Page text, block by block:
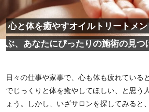
心と体を癒やすオイルトリートメ
ぶ、あなたにぴったりの施術の見つ
日々の仕事や家事で、心も体も疲れている
でじっくりと体を癒やしてほしい、と思う
ょう。しかし、いざサロンを探してみると